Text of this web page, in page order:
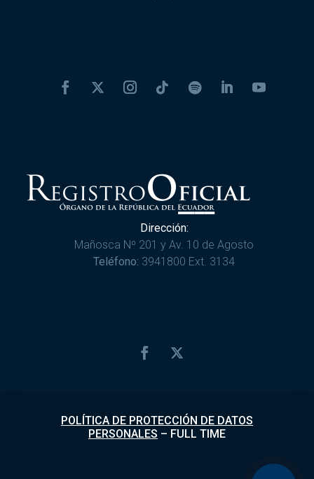
Dirección:
Mañosca Nº 201 y Av. 10 de Agosto
Teléfono: 3941800 Ext. 3134
POLÍTICA DE PROTECCIÓN DE DATOS
PERSONALES – FULL TIME